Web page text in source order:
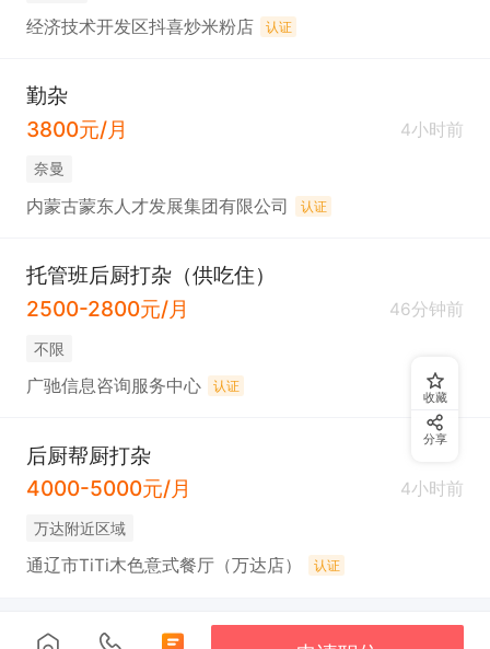
经济技术开发区抖喜炒米粉店 认证
勤杂
3800元/月
4小时前
奈曼
内蒙古蒙东人才发展集团有限公司 认证
托管班后厨打杂（供吃住）
2500-2800元/月
46分钟前
不限
广驰信息咨询服务中心 认证
后厨帮厨打杂
4000-5000元/月
4小时前
万达附近区域
通辽市TiTi木色意式餐厅（万达店） 认证
收藏
分享